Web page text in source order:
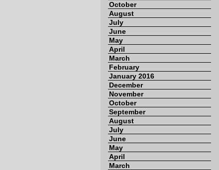
October
August
July
June
May
April
March
February
January 2016
December
November
October
September
August
July
June
May
April
March